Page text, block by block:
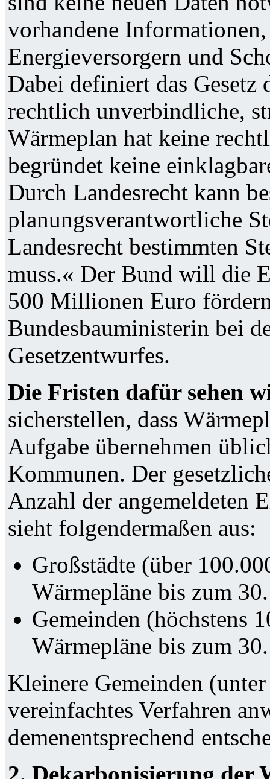
vorhandene
Energieversorgern und
Dabei definiert das Gesetz
rechtlich unverbindliche,
Wärmeplan hat keine
begründet keine
Durch Landesrecht kann
planungsverantwortliche
Landesrecht bestimmten
muss.« Der Bund will die
500 Millionen Euro
Bundesbauministerin bei
Gesetzentwurfes.
Die Fristen dafür sehen
sicherstellen, dass
Aufgabe übernehmen
Kommunen. Der
Anzahl der angemeldeten
sieht folgendermaßen aus:
Großstädte (über
Wärmepläne bis zum
Gemeinden (höchstens
Wärmepläne bis zum
Kleinere Gemeinden
vereinfachtes Verfahren
demenentsprechend
2. Dekarbonisierung der